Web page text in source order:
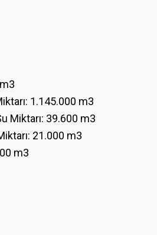
1.145.000 m3
Miktarı: 39.600 m3
21.000 m3
m3